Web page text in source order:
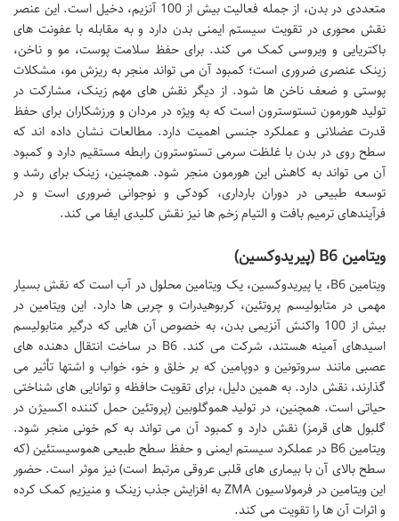
متعددی در بدن، از جمله فعالیت بیش از 100 آنزیم، دخیل است. این عنصر
نقش محوری در تقویت سیستم ایمنی بدن دارد و به مقابله با عفونت های
باکتریایی و ویروسی کمک می کند. برای حفظ سلامت پوست، مو و ناخن،
زینک عنصری ضروری است؛ کمبود آن می تواند منجر به ریزش مو، مشکلات
پوستی و ضعف ناخن ها شود. از دیگر نقش های مهم زینک، مشارکت در
تولید هورمون تستوسترون است که به ویژه در مردان و ورزشکاران برای حفظ
قدرت عضلانی و عملکرد جنسی اهمیت دارد. مطالعات نشان داده اند که
سطح روی در بدن با غلظت سرمی تستوسترون رابطه مستقیم دارد و کمبود
آن می تواند به کاهش این هورمون منجر شود. همچنین، زینک برای رشد و
توسعه طبیعی در دوران بارداری، کودکی و نوجوانی ضروری است و در
فرآیندهای ترمیم بافت و التیام زخم ها نیز نقش کلیدی ایفا می کند.
ویتامین B6 (پیریدوکسین)
ویتامین B6، یا پیریدوکسین، یک ویتامین محلول در آب است که نقش بسیار
مهمی در متابولیسم پروتئین، کربوهیدرات و چربی ها دارد. این ویتامین در
بیش از 100 واکنش آنزیمی بدن، به خصوص آن هایی که درگیر متابولیسم
اسیدهای آمینه هستند، شرکت می کند. B6 در ساخت انتقال دهنده های
عصبی مانند سروتونین و دوپامین که بر خلق و خو، خواب و اشتها تأثیر می
گذارند، نقش دارد. به همین دلیل، برای تقویت حافظه و توانایی های شناختی
حیاتی است. همچنین، در تولید هموگلوبین (پروتئین حمل کننده اکسیژن در
گلبول های قرمز) نقش دارد و کمبود آن می تواند به کم خونی منجر شود.
ویتامین B6 در عملکرد سیستم ایمنی و حفظ سطح طبیعی هموسیستئین (که
سطح بالای آن با بیماری های قلبی عروقی مرتبط است) نیز موثر است. حضور
این ویتامین در فرمولاسیون ZMA به افزایش جذب زینک و منیزیم کمک کرده
و اثرات آن ها را تقویت می کند.